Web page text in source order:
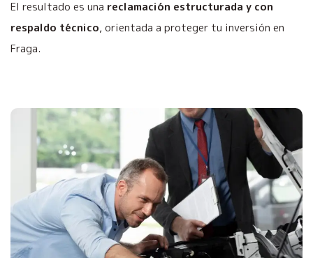
El resultado es una reclamación estructurada y con
respaldo técnico, orientada a proteger tu inversión en
Fraga.